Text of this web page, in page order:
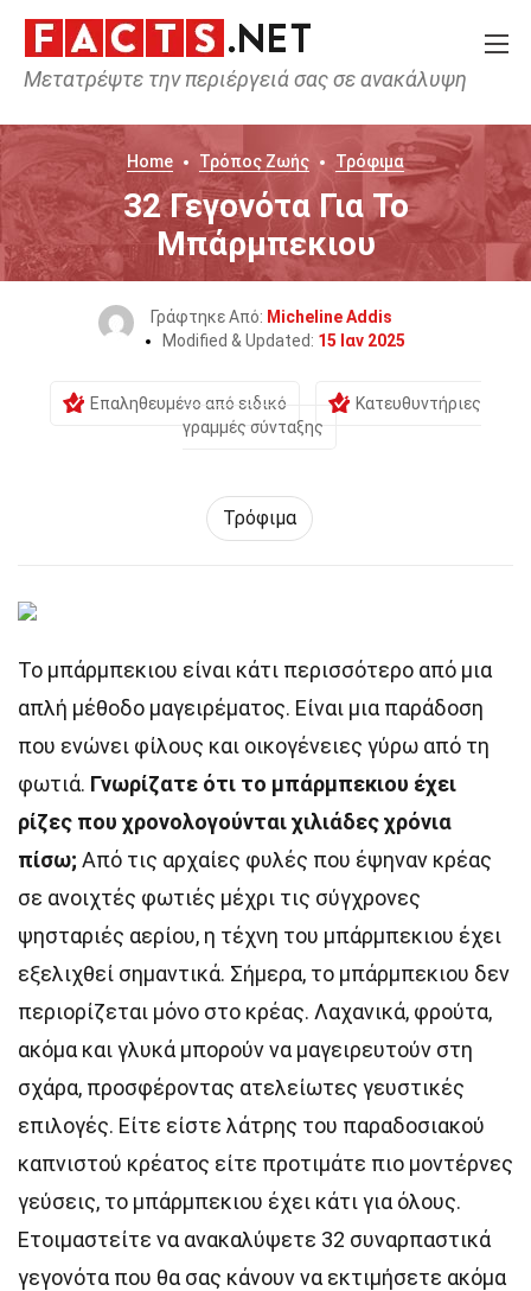
Μετατρέψτε την περιέργειά σας σε ανακάλυψη
Home Τρόπος Ζωής Τρόφιμα
32 Γεγονότα Για Το
Μπάρμπεκιου
Γράφτηκε Από: Micheline Addis
Modified & Updated: 15 Ιαν 2025
Επαληθευμένο από ειδικό
Κατευθυντήριες
γραμμές σύνταξης
Τρόφιμα
Το μπάρμπεκιου είναι κάτι περισσότερο από μια
απλή μέθοδο μαγειρέματος. Είναι μια παράδοση
που ενώνει φίλους και οικογένειες γύρω από τη
φωτιά. Γνωρίζατε ότι το μπάρμπεκιου έχει
ρίζες που χρονολογούνται χιλιάδες χρόνια
πίσω; Από τις αρχαίες φυλές που έψηναν κρέας
σε ανοιχτές φωτιές μέχρι τις σύγχρονες
ψησταριές αερίου, η τέχνη του μπάρμπεκιου έχει
εξελιχθεί σημαντικά. Σήμερα, το μπάρμπεκιου δεν
περιορίζεται μόνο στο κρέας. Λαχανικά, φρούτα,
ακόμα και γλυκά μπορούν να μαγειρευτούν στη
σχάρα, προσφέροντας ατελείωτες γευστικές
επιλογές. Είτε είστε λάτρης του παραδοσιακού
καπνιστού κρέατος είτε προτιμάτε πιο μοντέρνες
γεύσεις, το μπάρμπεκιου έχει κάτι για όλους.
Ετοιμαστείτε να ανακαλύψετε 32 συναρπαστικά
γεγονότα που θα σας κάνουν να εκτιμήσετε ακόμα